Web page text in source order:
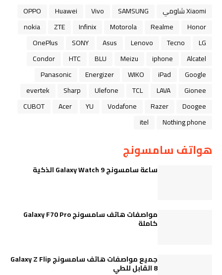
Xiaomi شاومي SAMSUNG
Vivo
Huawei
OPPO
Honor
Realme
Motorola
Infinix
ZTE
nokia
LG
Tecno
Lenovo
Asus
SONY
OnePlus
Alcatel
iphone
Meizu
BLU
HTC
Condor
Google
iPad
WIKO
Energizer
Panasonic
Gionee
LAVA
TCL
Ulefone
Sharp
evertek
Doogee
Razer
Vodafone
YU
Acer
CUBOT
Nothing phone
itel
هواتف سامسونج
ساعة سامسونج Galaxy Watch 9 الذكية
مواصفات هاتف سامسونج Galaxy F70 Pro
كاملة
جميع مواصفات هاتف سامسونج Galaxy Z Flip
8 القابل للطي